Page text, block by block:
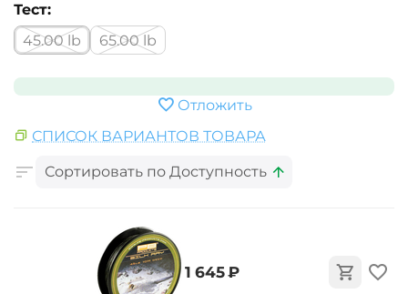
Тест:
45.00 lb
65.00 lb
Отложить
СПИСОК ВАРИАНТОВ ТОВАРА
Сортировать по Доступность
‍1 645‍ ₽